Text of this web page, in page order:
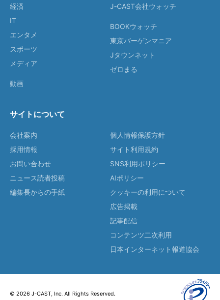
経済
IT
エンタメ
スポーツ
メディア
動画
J-CAST会社ウォッチ
BOOKウォッチ
東京バーゲンマニア
Jタウンネット
ゼロまる
サイトについて
会社案内
採用情報
お問い合わせ
ニュース読者投稿
編集長からの手紙
個人情報保護方針
サイト利用規約
SNS利用ポリシー
AIポリシー
クッキーの利用について
広告掲載
記事配信
コンテンツ二次利用
日本インターネット報道協会
© 2026 J-CAST, Inc. All Rights Reserved.